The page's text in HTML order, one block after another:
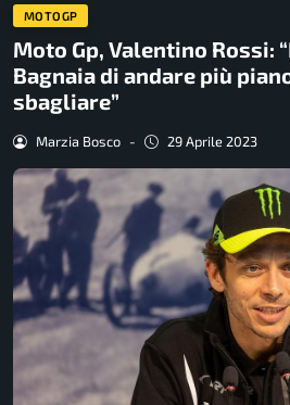
MOTOGP
Moto Gp, Valentino Rossi:
Bagnaia di andare più
sbagliare”
Marzia Bosco - 29 Aprile 2023